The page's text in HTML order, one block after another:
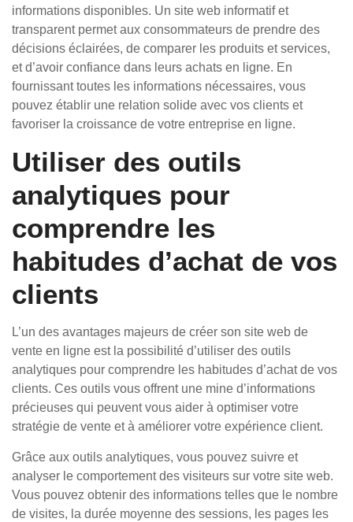
informations disponibles. Un site web informatif et
transparent permet aux consommateurs de prendre des
décisions éclairées, de comparer les produits et services,
et d’avoir confiance dans leurs achats en ligne. En
fournissant toutes les informations nécessaires, vous
pouvez établir une relation solide avec vos clients et
favoriser la croissance de votre entreprise en ligne.
Utiliser des outils
analytiques pour
comprendre les
habitudes d’achat de vos
clients
L’un des avantages majeurs de créer son site web de
vente en ligne est la possibilité d’utiliser des outils
analytiques pour comprendre les habitudes d’achat de vos
clients. Ces outils vous offrent une mine d’informations
précieuses qui peuvent vous aider à optimiser votre
stratégie de vente et à améliorer votre expérience client.
Grâce aux outils analytiques, vous pouvez suivre et
analyser le comportement des visiteurs sur votre site web.
Vous pouvez obtenir des informations telles que le nombre
de visites, la durée moyenne des sessions, les pages les